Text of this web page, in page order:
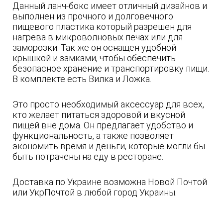
Данный ланч-бокс имеет отличный дизайнов и
выполнен из прочного и долговечного
пищевого пластика который разрешен для
нагрева в микроволновых печах или для
заморозки. Так-же он оснащен удобной
крышкой и замками, чтобы обеспечить
безопасное хранение и транспортировку пищи.
В комплекте есть Вилка и Ложка.
Это просто необходимый аксессуар для всех,
кто желает питаться здоровой и вкусной
пищей вне дома. Он предлагает удобство и
функциональность, а также позволяет
экономить время и деньги, которые могли бы
быть потрачены на еду в ресторане.
Доставка по Украине возможна Новой Почтой
или УкрПочтой в любой город Украины.